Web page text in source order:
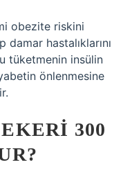
obezite riskini
hastalıklarını
tüketmenin insülin
önlenmesine
300